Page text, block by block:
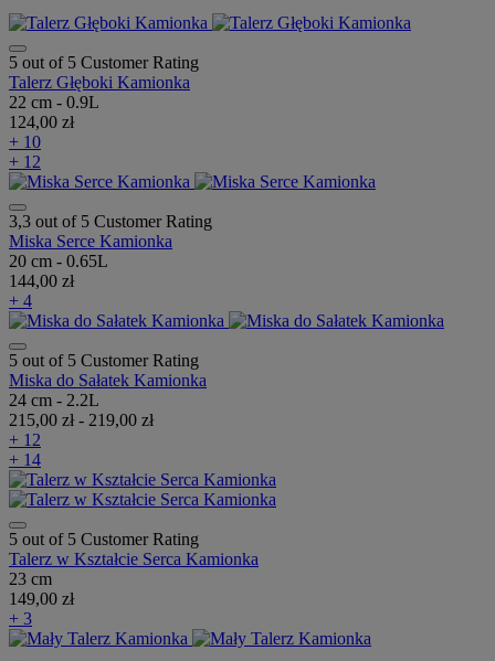
5 out of 5 Customer Rating
Talerz Głęboki Kamionka
22 cm - 0.9L
124,00 zł
+ 10
+ 12
3,3 out of 5 Customer Rating
Miska Serce Kamionka
20 cm - 0.65L
144,00 zł
+ 4
5 out of 5 Customer Rating
Miska do Sałatek Kamionka
24 cm - 2.2L
215,00 zł- 219,00 zł
+ 12
+ 14
5 out of 5 Customer Rating
Talerz w Kształcie Serca Kamionka
23 cm
149,00 zł
+ 3